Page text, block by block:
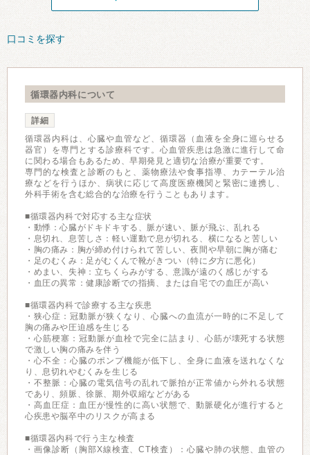
口コミを探す
循環器内科について
詳細
循環器内科は、心臓や血管など、循環器（血液を全身に巡らせる
器官）を専門とする診療科です。心血管疾患は急激に進行して命
に関わる場合もあるため、早期発見と適切な治療が重要です。
専門的な検査と診断のもと、薬物療法や食事指導、カテーテル治
療などを行うほか、病状に応じて高度医療機関と緊密に連携し、
外科手術を含む総合的な治療を行うこともあります。
■循環器内科で対応する主な症状
・動悸：心臓がドキドキする、脈が速い、脈が飛ぶ、乱れる
・息切れ、息苦しさ：軽い運動で息が切れる、横になると苦しい
・胸の痛み：胸が締め付けられて苦しい、夜間や早朝に胸が痛む
・足のむくみ：足がむくんで靴がきつい（特に夕方に悪化）
・めまい、失神：立ちくらみがする、意識が遠のく感じがする
・血圧の異常：健康診断での指摘、または自宅での血圧が高い
■循環器内科で診療する主な疾患
・狭心症：冠動脈が狭くなり、心臓への血流が一時的に不足して
胸の痛みや圧迫感を生じる
・心筋梗塞：冠動脈が血栓で完全に詰まり、心筋が壊死する状態
で激しい胸の痛みを伴う
・心不全：心臓のポンプ機能が低下し、全身に血液を送れなくな
り、息切れやむくみを生じる
・不整脈：心臓の電気信号の乱れで脈拍が正常値から外れる状態
であり、頻脈、徐脈、期外収縮などがある
・高血圧症：血圧が慢性的に高い状態で、動脈硬化が進行すると
心疾患や脳卒中のリスクが高まる
■循環器内科で行う主な検査
・画像診断（胸部X線検査、CT検査）：心臓や肺の状態、血管の